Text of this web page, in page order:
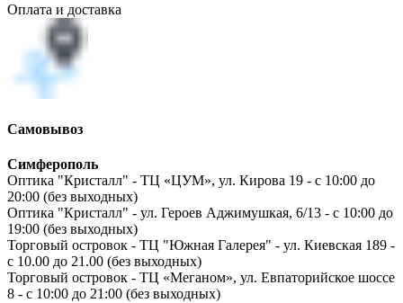
Оплата и доставка
Самовывоз
Симферополь
Оптика "Кристалл" - ТЦ «ЦУМ», ул. Кирова 19 - с 10:00 до
20:00 (без выходных)
Оптика "Кристалл" - ул. Героев Аджимушкая, 6/13 - с 10:00 до
19:00 (без выходных)
Торговый островок - ТЦ "Южная Галерея" - ул. Киевская 189 -
с 10.00 до 21.00 (без выходных)
Торговый островок - ТЦ «Меганом», ул. Евпаторийское шоссе
8 - с 10:00 до 21:00 (без выходных)